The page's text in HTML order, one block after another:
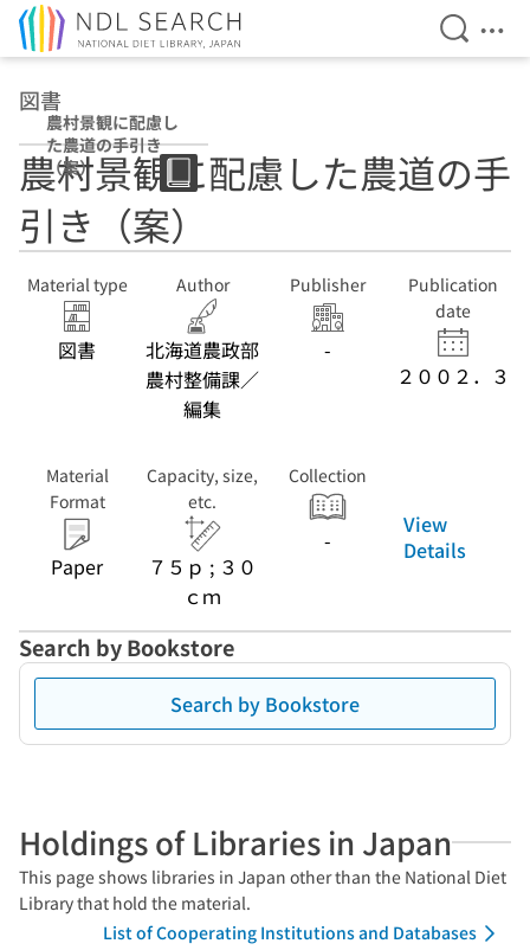
Open
図書
農村景観に配慮し
た農道の手引き
（案）
農村景観に配慮した農道の手
引き（案）
Material type
図書
Author
北海道農政部
農村整備課／
編集
Publisher
-
Publication
date
２００２．３
Material
Format
Paper
Capacity, size,
etc.
７５ｐ ; ３０
ｃｍ
Collection
-
View
Details
Search by Bookstore
Search by Bookstore
Holdings of Libraries in Japan
This page shows libraries in Japan other than the National Diet
Library that hold the material.
List of Cooperating Institutions and Databases